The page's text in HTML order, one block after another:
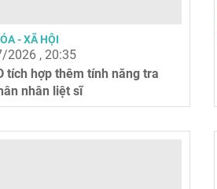
- XÃ HỘI
2026 , 20:35
tích hợp thêm tính năng tra
nhân liệt sĩ